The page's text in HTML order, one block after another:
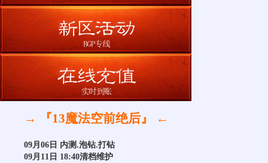
→ 『13魔法空前绝后』 ←
09月06日 内测.泡钻.打钻
09月11日 18:40清档维护